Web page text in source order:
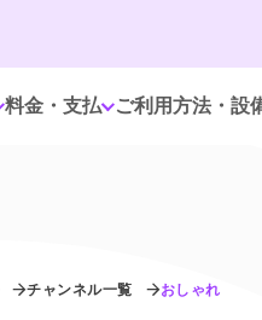
料金・支払 ご利用方法・設
チャンネル一覧 おしゃれ